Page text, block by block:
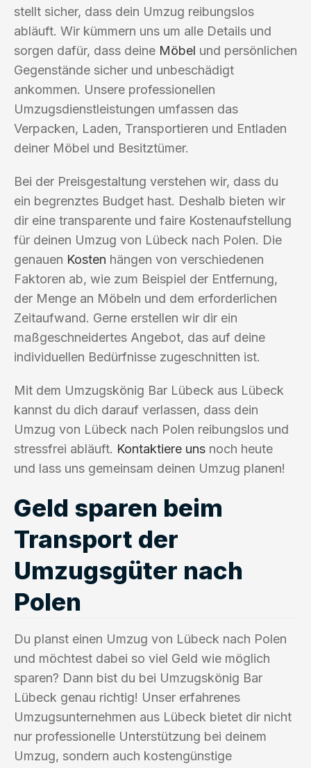
stellt sicher, dass dein Umzug reibungslos
abläuft. Wir kümmern uns um alle Details und
sorgen dafür, dass deine Möbel und persönlichen
Gegenstände sicher und unbeschädigt
ankommen. Unsere professionellen
Umzugsdienstleistungen umfassen das
Verpacken, Laden, Transportieren und Entladen
deiner Möbel und Besitztümer.
Bei der Preisgestaltung verstehen wir, dass du
ein begrenztes Budget hast. Deshalb bieten wir
dir eine transparente und faire Kostenaufstellung
für deinen Umzug von Lübeck nach Polen. Die
genauen Kosten hängen von verschiedenen
Faktoren ab, wie zum Beispiel der Entfernung,
der Menge an Möbeln und dem erforderlichen
Zeitaufwand. Gerne erstellen wir dir ein
maßgeschneidertes Angebot, das auf deine
individuellen Bedürfnisse zugeschnitten ist.
Mit dem Umzugskönig Bar Lübeck aus Lübeck
kannst du dich darauf verlassen, dass dein
Umzug von Lübeck nach Polen reibungslos und
stressfrei abläuft. Kontaktiere uns noch heute
und lass uns gemeinsam deinen Umzug planen!
Geld sparen beim
Transport der
Umzugsgüter nach
Polen
Du planst einen Umzug von Lübeck nach Polen
und möchtest dabei so viel Geld wie möglich
sparen? Dann bist du bei Umzugskönig Bar
Lübeck genau richtig! Unser erfahrenes
Umzugsunternehmen aus Lübeck bietet dir nicht
nur professionelle Unterstützung bei deinem
Umzug, sondern auch kostengünstige